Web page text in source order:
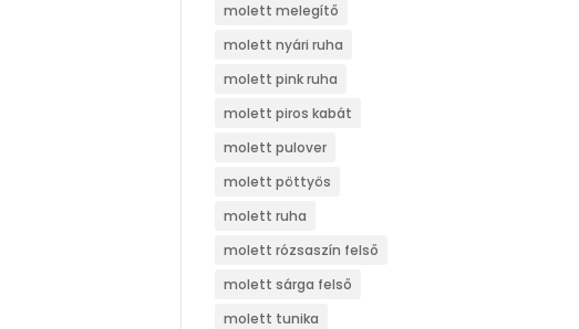
molett melegítő
molett nyári ruha
molett pink ruha
molett piros kabát
molett pulover
molett pöttyös
molett ruha
molett rózsaszín felső
molett sárga felső
molett tunika